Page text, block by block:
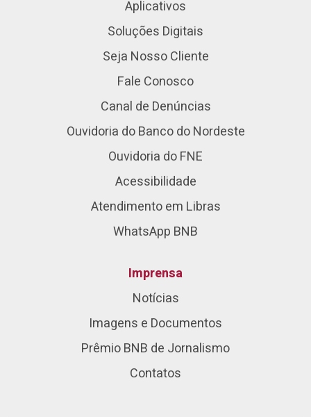
Aplicativos
Soluções Digitais
Seja Nosso Cliente
Fale Conosco
Canal de Denúncias
Ouvidoria do Banco do Nordeste
Ouvidoria do FNE
Acessibilidade
Atendimento em Libras
WhatsApp BNB
Imprensa
Notícias
Imagens e Documentos
Prêmio BNB de Jornalismo
Contatos